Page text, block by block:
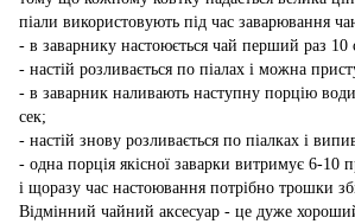
піали використовують під час заварювання
- в заварнику настоюється чай перший раз 10
- настій розливається по піалах і можна
- в заварник наливають наступну порцію
сек;
- настій знову розливається по піалках і
- одна порція якісної заварки витримує 6-10
і щоразу час настоювання потрібно трошки
Відмінний чайний аксесуар - це дуже